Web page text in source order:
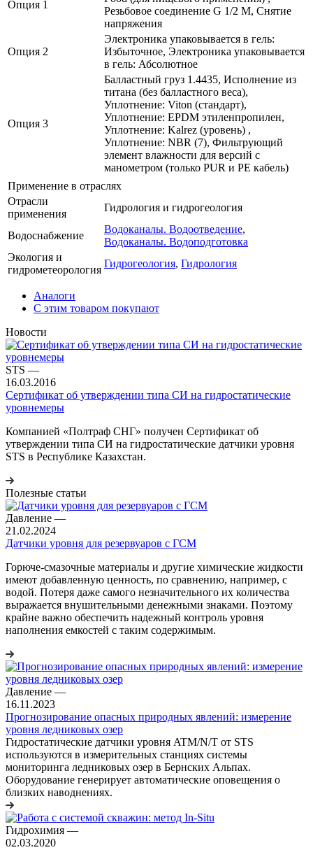
Опция 1
Резьбовое соединение G 1/2 M, Снятие
напряжения
Опция 2
Электроника упаковывается в гель:
Избыточное, Электроника упаковывается
в гель: Абсолютное
Опция 3
Балластный груз 1.4435, Исполнение из
титана (без балластного веса),
Уплотнение: Viton (стандарт),
Уплотнение: EPDM этиленпропилен,
Уплотнение: Kalrez (уровень) ,
Уплотнение: NBR (7), Фильтрующий
элемент влажности для версий с
манометром (только PUR и PE кабель)
Применение в отраслях
Отрасли
применения
Гидрология и гидрогеология
Водоснабжение
Водоканалы. Водоотведение,
Водоканалы. Водоподготовка
Экология и
гидрометеорология
Гидрогеология, Гидрология
Аналоги
С этим товаром покупают
Новости
STS —
16.03.2016
Сертификат об утверждении типа СИ на гидростатические
уровнемеры
Компанией «Полтраф СНГ» получен Сертификат об
утверждении типа СИ на гидростатические датчики уровня
STS в Республике Казахстан.
Полезные статьи
Давление —
21.02.2024
Датчики уровня для резервуаров с ГСМ
Горюче-смазочные материалы и другие химические жидкости
имеют добавленную ценность, по сравнению, например, с
водой. Потеря даже самого незначительного их количества
выражается внушительными денежными знаками. Поэтому
крайне важно обеспечить надежный контроль уровня
наполнения емкостей с таким содержимым.
Давление —
16.11.2023
Прогнозирование опасных природных явлений: измерение
уровня ледниковых озер
Гидростатические датчики уровня ATM/N/T от STS
используются в измерительных станциях системы
мониторинга ледниковых озер в Бернских Альпах.
Оборудование генерирует автоматические оповещения о
близких наводнениях.
Гидрохимия —
02.03.2020